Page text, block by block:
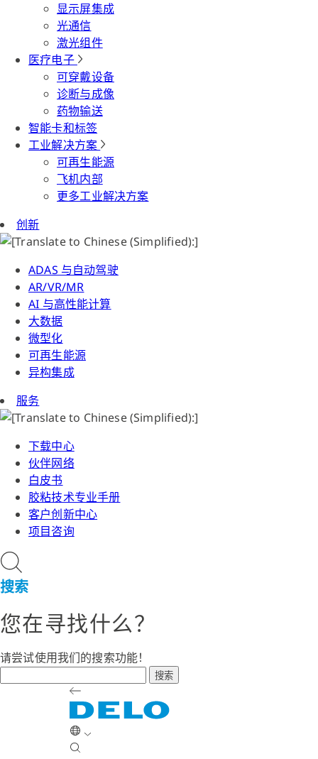
显示屏集成
光通信
激光组件
医疗电子
可穿戴设备
诊断与成像
药物输送
智能卡和标签
工业解决方案
可再生能源
飞机内部
更多工业解决方案
创新
ADAS 与自动驾驶
AR/VR/MR
AI 与高性能计算
大数据
微型化
可再生能源
异构集成
服务
下载中心
伙伴网络
白皮书
胶粘技术专业手册
客户创新中心
项目咨询
搜索
您在寻找什么？
请尝试使用我们的搜索功能！
搜索